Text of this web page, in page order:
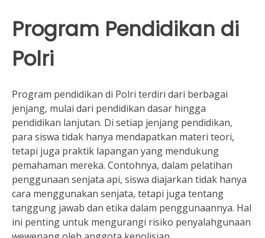
Program Pendidikan di
Polri
Program pendidikan di Polri terdiri dari berbagai
jenjang, mulai dari pendidikan dasar hingga
pendidikan lanjutan. Di setiap jenjang pendidikan,
para siswa tidak hanya mendapatkan materi teori,
tetapi juga praktik lapangan yang mendukung
pemahaman mereka. Contohnya, dalam pelatihan
penggunaan senjata api, siswa diajarkan tidak hanya
cara menggunakan senjata, tetapi juga tentang
tanggung jawab dan etika dalam penggunaannya. Hal
ini penting untuk mengurangi risiko penyalahgunaan